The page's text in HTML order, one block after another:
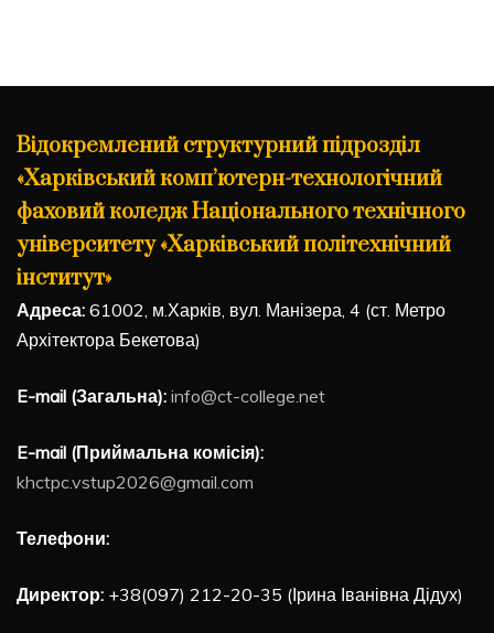
Відокремлений структурний підрозділ
«Харківський комп’ютерн-технологічний
фаховий коледж Національного технічного
університету «Харківський політехнічний
інститут»
Адреса: 61002, м.Харків, вул. Манізера, 4 (ст. Метро
Архітектора Бекетова)
E-mail (Загальна): info@ct-college.net
E-mail (Приймальна комісія):
khctpc.vstup2026@gmail.com
Телефони:
Директор: +38(097) 212-20-35 (Ірина Іванівна Дідух)